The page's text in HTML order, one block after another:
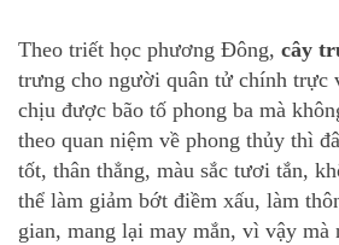
Theo triết học phương Đông, cây
trưng cho người quân tử chính trực
chịu được bão tố phong ba mà
theo quan niệm về phong thủy thì
tốt, thân thẳng, màu sắc tươi tắn,
thể làm giảm bớt điềm xấu, làm
gian, mang lại may mắn, vì vậy mà